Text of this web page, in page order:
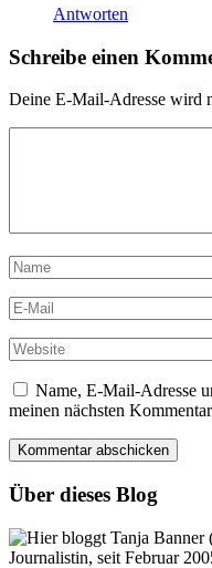
Antworten
Schreibe einen
Deine E-Mail-Adresse wird
Name, E-Mail-Adresse
meinen nächsten
Über dieses Blog
Hier bloggt Tanja Banner
Journalistin, seit Februar